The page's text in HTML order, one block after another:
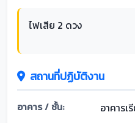
ไฟเสีย 2 ดวง
สถานที่ปฏิบัติงาน
อาคาร / ชั้น: อาคารเ